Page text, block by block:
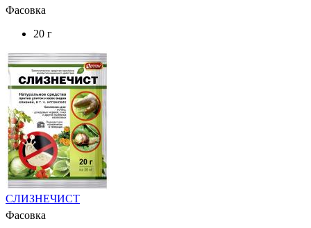
Фасовка
20 г
СЛИЗНЕЧИСТ
Фасовка